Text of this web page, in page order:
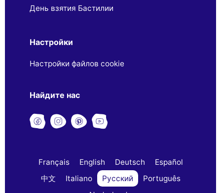
День взятия Бастилии
Настройки
Настройки файлов cookie
Найдите нас
Français English Deutsch
Español
中文
Italiano Русский
Português